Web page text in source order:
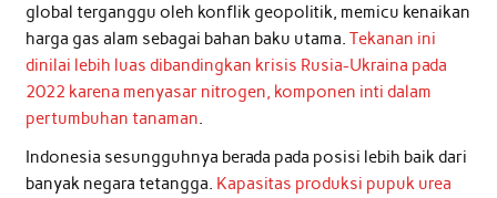
global terganggu oleh konflik geopolitik, memicu kenaikan
harga gas alam sebagai bahan baku utama. Tekanan ini
dinilai lebih luas dibandingkan krisis Rusia-Ukraina pada
2022 karena menyasar nitrogen, komponen inti dalam
pertumbuhan tanaman
Indonesia sesungguhnya berada pada posisi lebih baik dari
banyak negara tetangga. Kapasitas produksi pupuk urea